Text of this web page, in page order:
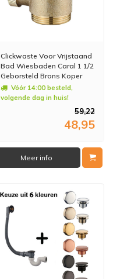
Clickwaste Voor Vrijstaand
Bad Wiesbaden Caral 1 1/2
Geborsteld Brons Koper
Vóór 14:00 besteld,
volgende dag in huis!
59,22
48,95
Meer info